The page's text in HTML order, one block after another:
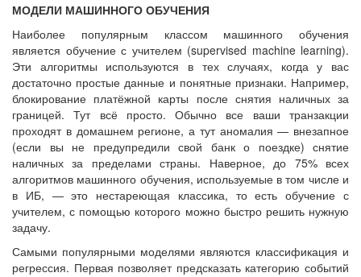
МОДЕЛИ МАШИННОГО ОБУЧЕНИЯ
Наиболее популярным классом машинного обучения
является обучение с учителем (supervised machine learning).
Эти алгоритмы используются в тех случаях, когда у вас
достаточно простые данные и понятные признаки. Например,
блокирование платёжной карты после снятия наличных за
границей. Тут всё просто. Обычно все ваши транзакции
проходят в домашнем регионе, а тут аномалия — внезапное
(если вы не предупредили свой банк о поездке) снятие
наличных за пределами страны. Наверное, до 75% всех
алгоритмов машинного обучения, используемые в том числе и
в ИБ, — это нестареющая классика, то есть обучение с
учителем, с помощью которого можно быстро решить нужную
задачу.
Самыми популярными моделями являются классификация и
регрессия. Первая позволяет предсказать категорию событий